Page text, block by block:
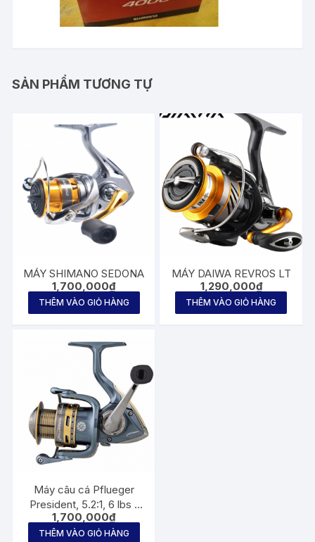
SẢN PHẨM TƯƠNG TỰ
MÁY SHIMANO SEDONA
1,700,000₫
THÊM VÀO GIỎ HÀNG
MÁY DAIWA REVROS LT
1,290,000₫
THÊM VÀO GIỎ HÀNG
Máy câu cá Pflueger
President, 5.2:1, 6 lbs (
drag 2,7 kgs) Spinning
Reel 1.700.000đ
1,700,000₫
THÊM VÀO GIỎ HÀNG